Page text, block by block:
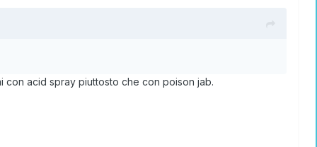
acid spray piuttosto che con poison jab.